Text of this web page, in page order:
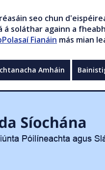
seo chun
á soláthar againn a
Fianáin más mian
Amháin